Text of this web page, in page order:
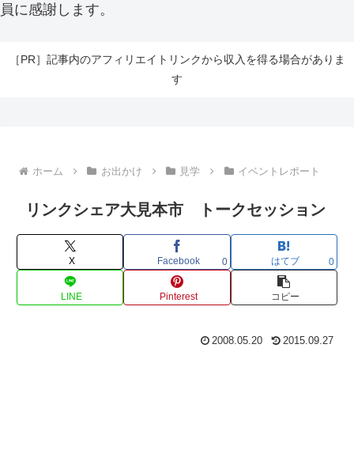
員に感謝します。
［PR］記事内のアフィリエイトリンクから収入を得る場合がありま
す
ホーム お出かけ 見学 イベントレポート
リンクシェア大見本市 トークセッション
X Facebook 0 はてブ 0
LINE Pinterest コピー
2008.05.20 2015.09.27